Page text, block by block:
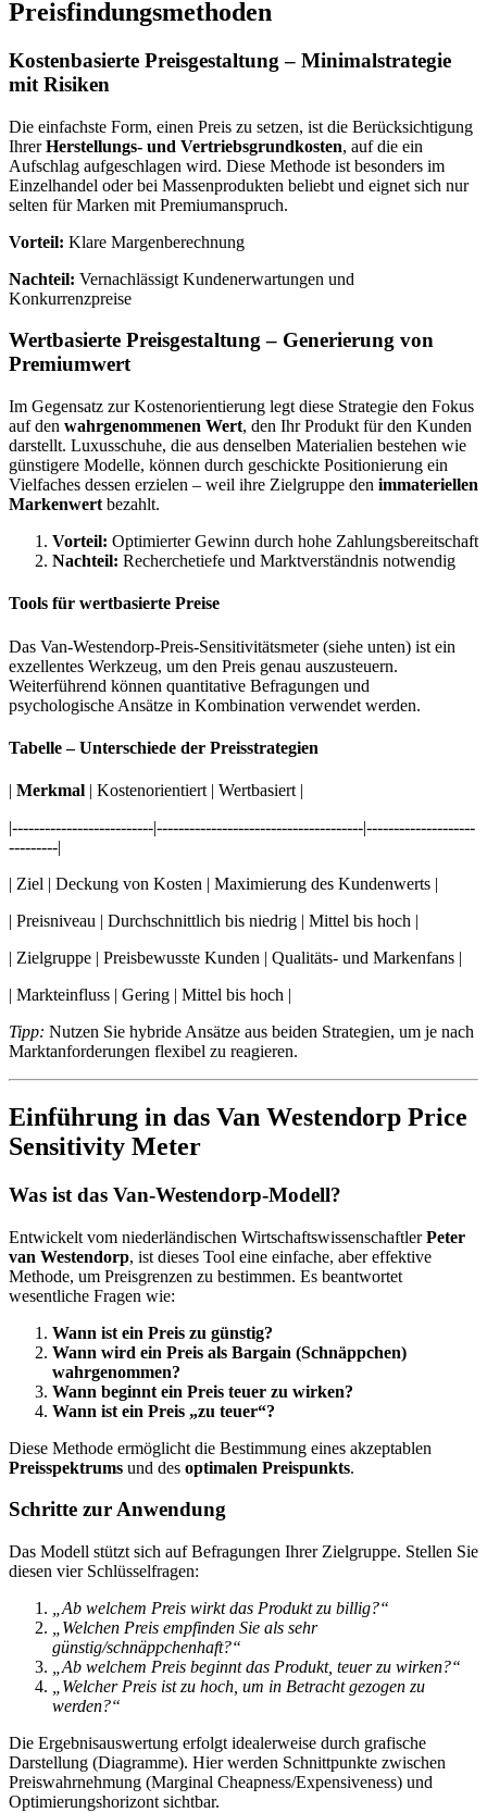
Preisfindungsmethoden
Kostenbasierte Preisgestaltung – Minimalstrategie
mit Risiken
Die einfachste Form, einen Preis zu setzen, ist die Berücksichtigung
IhrerHerstellungs- und Vertriebsgrundkosten, auf die ein
Aufschlag aufgeschlagen wird. Diese Methode ist besonders im
Einzelhandel oder bei Massenprodukten beliebt und eignet sich nur
selten für Marken mit Premiumanspruch.
Vorteil: Klare Margenberechnung
Nachteil: Vernachlässigt Kundenerwartungen und
Konkurrenzpreise
Wertbasierte Preisgestaltung – Generierung von
Premiumwert
Im Gegensatz zur Kostenorientierung legt diese Strategie den Fokus
auf den wahrgenommenen Wert, den Ihr Produkt für den Kunden
darstellt. Luxusschuhe, die aus denselben Materialien bestehen wie
günstigere Modelle, können durch geschickte Positionierung ein
Vielfaches dessen erzielen – weil ihre Zielgruppe den immateriellen
Markenwert bezahlt.
Vorteil: Optimierter Gewinn durch hohe Zahlungsbereitschaft
Nachteil: Recherchetiefe und Marktverständnis notwendig
Tools für wertbasierte Preise
Das Van-Westendorp-Preis-Sensitivitätsmeter (siehe unten) ist ein
exzellentes Werkzeug, um den Preis genau auszusteuern.
Weiterführend können quantitative Befragungen und
psychologische Ansätze in Kombination verwendet werden.
Tabelle – Unterschiede der Preisstrategien
| Merkmal | Kostenorientiert | Wertbasiert |
|--------------------------|--------------------------------------|--------------------
---------|
| Ziel | Deckung von Kosten | Maximierung des Kundenwerts |
| Preisniveau | Durchschnittlich bis niedrig | Mittel bis hoch |
| Zielgruppe | Preisbewusste Kunden | Qualitäts- und Markenfans |
| Markteinfluss | Gering | Mittel bis hoch |
Tipp: Nutzen Sie hybride Ansätze aus beiden Strategien, um je nach
Marktanforderungen flexibel zu reagieren.
Einführung in das Van Westendorp Price
Sensitivity Meter
Was ist das Van-Westendorp-Modell?
Entwickelt vom niederländischen WirtschaftswissenschaftlerPeter
van Westendorp, ist dieses Tool eine einfache, aber effektive
Methode, um Preisgrenzen zu bestimmen. Es beantwortet
wesentliche Fragen wie:
Wann ist ein Preis zu günstig?
Wann wird ein Preis als Bargain (Schnäppchen)
wahrgenommen?
Wann beginnt ein Preis teuer zu wirken?
Wann ist ein Preis „zu teuer“?
Diese Methode ermöglicht die Bestimmung eines akzeptablen
Preisspektrums und des optimalen Preispunkts.
Schritte zur Anwendung
Das Modell stützt sich auf Befragungen Ihrer Zielgruppe. Stellen Sie
diesen vier Schlüsselfragen:
„Ab welchem Preis wirkt das Produkt zu billig?“
„Welchen Preis empfinden Sie als sehr
günstig/schnäppchenhaft?“
„Ab welchem Preis beginnt das Produkt, teuer zu wirken?“
„Welcher Preis ist zu hoch, um in Betracht gezogen zu
werden?“
Die Ergebnisauswertung erfolgt idealerweise durch grafische
Darstellung (Diagramme). Hier werden Schnittpunkte zwischen
Preiswahrnehmung (Marginal Cheapness/Expensiveness) und
Optimierungshorizont sichtbar.